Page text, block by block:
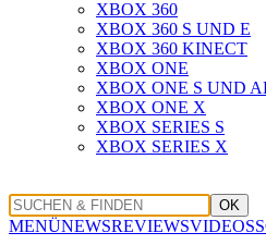
XBOX 360
XBOX 360 S UND E
XBOX 360 KINECT
XBOX ONE
XBOX ONE S UND
XBOX ONE X
XBOX SERIES S
XBOX SERIES X
OK
MENÜNEWSREVIEWSVIDEOS